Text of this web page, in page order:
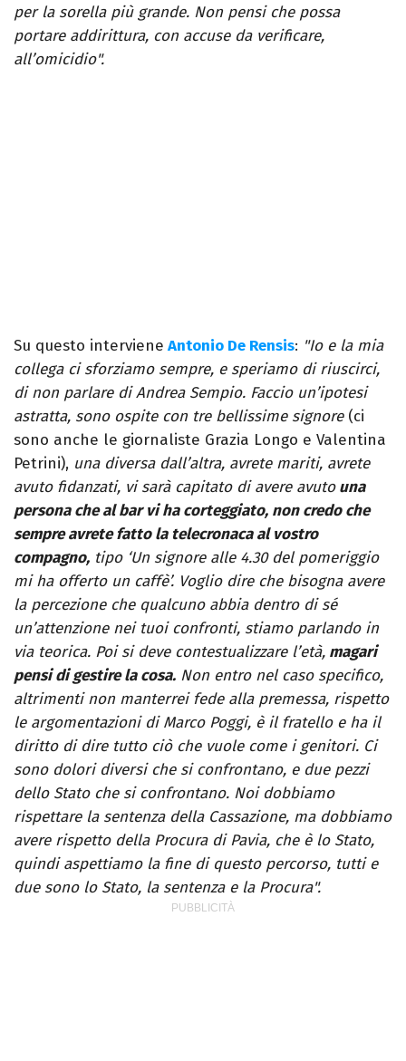
per la sorella più grande. Non pensi che possa
portare addirittura, con accuse da verificare,
all’omicidio".
Su questo interviene Antonio De Rensis: "Io e la mia
collega ci sforziamo sempre, e speriamo di riuscirci,
di non parlare di Andrea Sempio. Faccio un’ipotesi
astratta, sono ospite con tre bellissime signore(ci
sono anche le giornaliste Grazia Longo e Valentina
Petrini), una diversa dall’altra, avrete mariti, avrete
avuto fidanzati, vi sarà capitato di avere avutouna
persona che al bar vi ha corteggiato, non credo che
sempre avrete fatto la telecronaca al vostro
compagno, tipo ‘Un signore alle 4.30 del pomeriggio
mi ha offerto un caffè’. Voglio dire che bisogna avere
la percezione che qualcuno abbia dentro di sé
un’attenzione nei tuoi confronti, stiamo parlando in
via teorica. Poi si deve contestualizzare l’età, magari
pensi di gestire la cosa. Non entro nel caso specifico,
altrimenti non manterrei fede alla premessa, rispetto
le argomentazioni di Marco Poggi, è il fratello e ha il
diritto di dire tutto ciò che vuole come i genitori. Ci
sono dolori diversi che si confrontano, e due pezzi
dello Stato che si confrontano. Noi dobbiamo
rispettare la sentenza della Cassazione, ma dobbiamo
avere rispetto della Procura di Pavia, che è lo Stato,
quindi aspettiamo la fine di questo percorso, tutti e
due sono lo Stato, la sentenza e la Procura".